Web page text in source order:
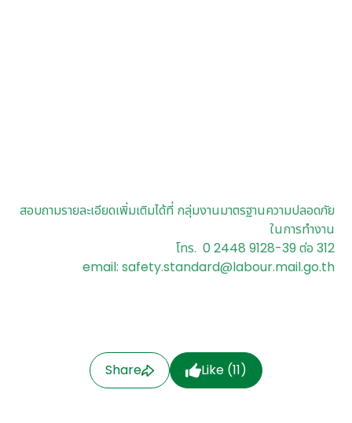
สอบถามรายละเอียดเพิ่มเติมได้ที่ กลุ่มงานมาตรฐานความปลอดภัย
ในการทำงาน
โทร. 0 2448 9128-39 ต่อ 312
email: safety.standard@labour.mail.go.th
Share Like (11)